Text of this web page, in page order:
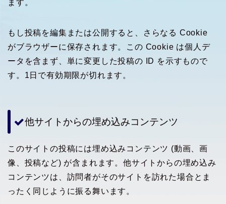
ます。
もし投稿を編集または公開すると、さらなる Cookie
がブラウザーに保存されます。この Cookie は個人デ
ータを含まず、単に変更した投稿の ID を示すもので
す。1日で有効期限が切れます。
他サイトからの埋め込みコンテンツ
このサイトの投稿には埋め込みコンテンツ (動画、画
像、投稿など) が含まれます。他サイトからの埋め込み
コンテンツは、訪問者がそのサイトを訪れた場合とま
ったく同じように振る舞います。